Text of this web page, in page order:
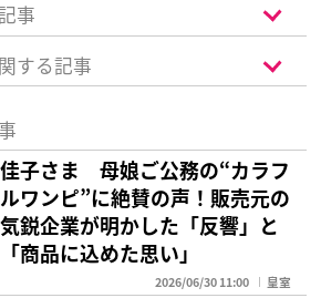
事
する記事
佳子さま 母娘ご公務の“カラフ
ルワンピ”に絶賛の声！販売元の
気鋭企業が明かした「反響」と
「商品に込めた思い」
2026/06/30 11:00 皇室